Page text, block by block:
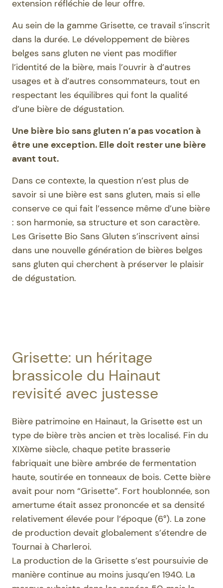
extension réfléchie de leur offre.
Au sein de la gamme Grisette, ce travail s’inscrit
dans la durée. Le développement de bières
belges sans gluten ne vient pas modifier
l’identité de la bière, mais l’ouvrir à d’autres
usages et à d’autres consommateurs, tout en
respectant les équilibres qui font la qualité
d’une bière de dégustation.
Une bière bio sans gluten n’a pas vocation à
être une exception. Elle doit rester une bière
avant tout.
Dans ce contexte, la question n’est plus de
savoir si une bière est sans gluten, mais si elle
conserve ce qui fait l’essence même d’une bière
: son harmonie, sa structure et son caractère.
Les Grisette Bio Sans Gluten s’inscrivent ainsi
dans une nouvelle génération de bières belges
sans gluten qui cherchent à préserver le plaisir
de dégustation.
Grisette: un héritage
brassicole du Hainaut
revisité avec justesse
Bière patrimoine en Hainaut, la Grisette est un
type de bière très ancien et très localisé. Fin du
XIXème siècle, chaque petite brasserie
fabriquait une bière ambrée de fermentation
haute, soutirée en tonneaux de bois. Cette bière
avait pour nom “Grisette”. Fort houblonnée, son
amertume était assez prononcée et sa densité
relativement élevée pour l’époque (6°). La zone
de production devait globalement s’étendre de
Tournai à Charleroi.
La production de la Grisette s’est poursuivie de
manière continue au moins jusqu’en 1940. La